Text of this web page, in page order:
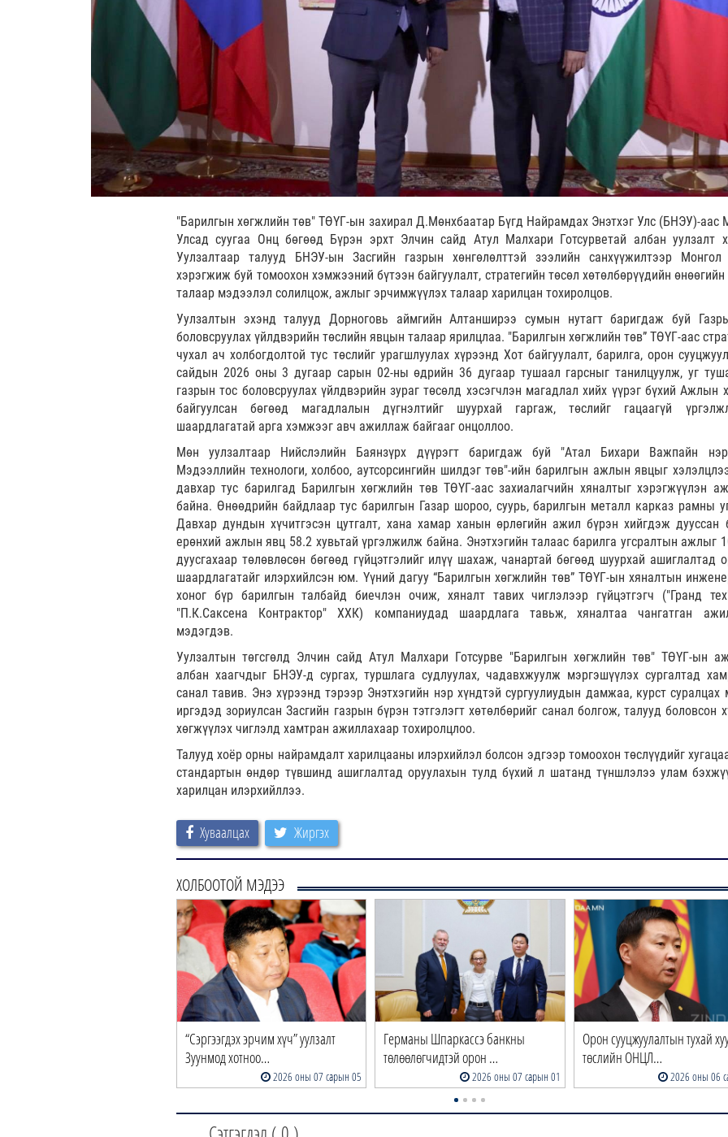
"Барилгын хөгжлийн төв" ТӨҮГ-ын захирал Д.Мөнхбаатар Бүгд Найрамдах Энэтхэг Улс (БНЭУ)-аас
Улсад суугаа Онц бөгөөд Бүрэн эрхт Элчин сайд Атул Малхари Готсурветай албан уулзалт
Уулзалтаар талууд БНЭУ-ын Засгийн газрын хөнгөлөлттэй зээлийн санхүүжилтээр Монгол
хэрэгжиж буй томоохон хэмжээний бүтээн байгуулалт, стратегийн төсөл хөтөлбөрүүдийн
талаар мэдээлэл солилцож, ажлыг эрчимжүүлэх талаар харилцан тохиролцов.
Уулзалтын эхэнд талууд Дорноговь аймгийн Алтанширээ сумын нутагт баригдаж буй
боловсруулах үйлдвэрийн төслийн явцын талаар ярилцлаа. "Барилгын хөгжлийн төв” ТӨҮГ-аас
чухал ач холбогдолтой тус төслийг урагшлуулах хүрээнд Хот байгуулалт, барилга, орон
сайдын 2026 оны 3 дугаар сарын 02-ны өдрийн 36 дугаар тушаал гарсныг танилцуулж, уг
газрын тос боловсруулах үйлдвэрийн зураг төсөлд хэсэгчлэн магадлал хийх үүрэг бүхий Ажлын
байгуулсан бөгөөд магадлалын дүгнэлтийг шуурхай гаргаж, төслийг гацаагүй
шаардлагатай арга хэмжээг авч ажиллаж байгааг онцоллоо.
Мөн уулзалтаар Нийслэлийн Баянзүрх дүүрэгт баригдаж буй "Атал Бихари Важпайн
Мэдээллийн технологи, холбоо, аутсорсингийн шилдэг төв"-ийн барилгын ажлын явцыг
давхар тус барилгад Барилгын хөгжлийн төв ТӨҮГ-аас захиалагчийн хяналтыг хэрэгжүүлэн
байна. Өнөөдрийн байдлаар тус барилгын Газар шороо, суурь, барилгын металл карказ рамны
Давхар дундын хүчитгэсэн цутгалт, хана хамар ханын өрлөгийн ажил бүрэн хийгдэж дууссан
ерөнхий ажлын явц 58.2 хувьтай үргэлжилж байна. Энэтхэгийн талаас барилга угсралтын ажлыг
дуусгахаар төлөвлөсөн бөгөөд гүйцэтгэлийг илүү шахаж, чанартай бөгөөд шуурхай ашиглалтад
шаардлагатайг илэрхийлсэн юм. Үүний дагуу “Барилгын хөгжлийн төв” ТӨҮГ-ын хяналтын
хоног бүр барилгын талбайд биечлэн очиж, хяналт тавих чиглэлээр гүйцэтгэгч ("Гранд
"П.К.Саксена Контрактор" ХХК) компаниудад шаардлага тавьж, хяналтаа чангатган
мэдэгдэв.
Уулзалтын төгсгөлд Элчин сайд Атул Малхари Готсурве "Барилгын хөгжлийн төв" ТӨҮГ-ын
албан хаагчдыг БНЭУ-д сургах, туршлага судлуулах, чадавхжуулж мэргэшүүлэх сургалтад
санал тавив. Энэ хүрээнд тэрээр Энэтхэгийн нэр хүндтэй сургуулиудын дамжаа, курст суралцах
иргэдэд зориулсан Засгийн газрын бүрэн тэтгэлэгт хөтөлбөрийг санал болгож, талууд боловсон
хөгжүүлэх чиглэлд хамтран ажиллахаар тохиролцлоо.
Талууд хоёр орны найрамдалт харилцааны илэрхийлэл болсон эдгээр томоохон төслүүдийг
стандартын өндөр түвшинд ашиглалтад оруулахын тулд бүхий л шатанд түншлэлээ улам
харилцан илэрхийллээ.
Хуваалцах Жиргэх
ХОЛБООТОЙ МЭДЭЭ
“Сэргээгдэх эрчим хүч” уулзалт
Зуунмод хотноо…
2026 оны 07 сарын 05
Германы Шпаркассэ банкны
төлөөлөгчидтэй орон …
2026 оны 07 сарын 01
Орон сууцжуулалтын тухай
төслийн ОНЦЛ…
2026 оны 06